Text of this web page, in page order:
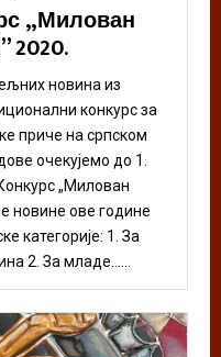
„Милован
2020.
новина из
конкурс за
приче на српском
очекујемо до 1.
„Милован
новине ове године
категорије: 1. За
2. За младе......